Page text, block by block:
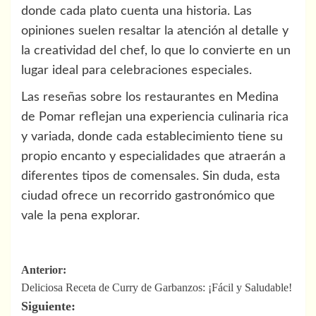
donde cada plato cuenta una historia. Las
opiniones suelen resaltar la atención al detalle y
la creatividad del chef, lo que lo convierte en un
lugar ideal para celebraciones especiales.
Las reseñas sobre los restaurantes en Medina
de Pomar reflejan una experiencia culinaria rica
y variada, donde cada establecimiento tiene su
propio encanto y especialidades que atraerán a
diferentes tipos de comensales. Sin duda, esta
ciudad ofrece un recorrido gastronómico que
vale la pena explorar.
Navegación
de
Anterior:
Deliciosa Receta de Curry de Garbanzos: ¡Fácil y Saludable!
Siguiente: